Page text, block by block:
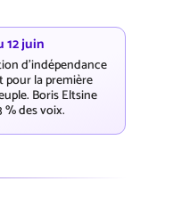
juin
d'indépendance
pour la première
Boris Eltsine
des voix.